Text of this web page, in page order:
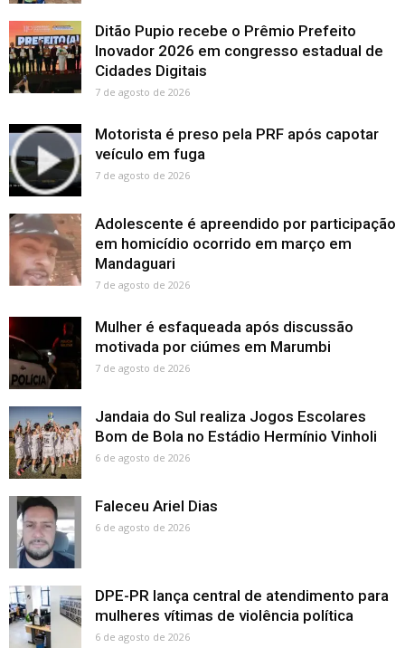
Ditão Pupio recebe o Prêmio Prefeito
Inovador 2026 em congresso estadual de
Cidades Digitais
7 de agosto de 2026
Motorista é preso pela PRF após capotar
veículo em fuga
7 de agosto de 2026
Adolescente é apreendido por participação
em homicídio ocorrido em março em
Mandaguari
7 de agosto de 2026
Mulher é esfaqueada após discussão
motivada por ciúmes em Marumbi
7 de agosto de 2026
Jandaia do Sul realiza Jogos Escolares
Bom de Bola no Estádio Hermínio Vinholi
6 de agosto de 2026
Faleceu Ariel Dias
6 de agosto de 2026
DPE-PR lança central de atendimento para
mulheres vítimas de violência política
6 de agosto de 2026